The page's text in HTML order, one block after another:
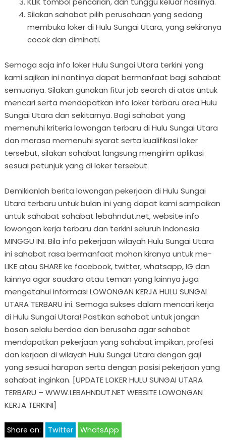
Silakan sahabat pilih perusahaan yang sedang
membuka loker di Hulu Sungai Utara, yang sekiranya
cocok dan diminati.
Semoga saja info loker Hulu Sungai Utara terkini yang
kami sajikan ini nantinya dapat bermanfaat bagi sahabat
semuanya. Silakan gunakan fitur job search di atas untuk
mencari serta mendapatkan info loker terbaru area Hulu
Sungai Utara dan sekitarnya. Bagi sahabat yang
memenuhi kriteria lowongan terbaru di Hulu Sungai Utara
dan merasa memenuhi syarat serta kualifikasi loker
tersebut, silakan sahabat langsung mengirim aplikasi
sesuai petunjuk yang di loker tersebut.
Demikianlah berita lowongan pekerjaan di Hulu Sungai
Utara terbaru untuk bulan ini yang dapat kami sampaikan
untuk sahabat sahabat lebahndut.net, website info
lowongan kerja terbaru dan terkini seluruh Indonesia
MINGGU INI. Bila info pekerjaan wilayah Hulu Sungai Utara
ini sahabat rasa bermanfaat mohon kiranya untuk me-
LIKE atau SHARE ke facebook, twitter, whatsapp, IG dan
lainnya agar saudara atau teman yang lainnya juga
mengetahui informasi LOWONGAN KERJA HULU SUNGAI
UTARA TERBARU ini. Semoga sukses dalam mencari kerja
di Hulu Sungai Utara! Pastikan sahabat untuk jangan
bosan selalu berdoa dan berusaha agar sahabat
mendapatkan pekerjaan yang sahabat impikan, profesi
dan kerjaan di wilayah Hulu Sungai Utara dengan gaji
yang sesuai harapan serta dengan posisi pekerjaan yang
sahabat inginkan. [UPDATE LOKER HULU SUNGAI UTARA
TERBARU – WWW.LEBAHNDUT.NET WEBSITE LOWONGAN
KERJA TERKINI]
Share on: Twitter WhatsApp